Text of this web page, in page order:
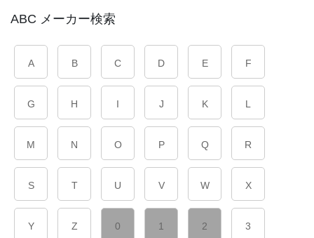
ABC メーカー検索
A B C D E F
G H I J K L
M N O P Q R
S T U V W X
Y Z 0 1 2 3